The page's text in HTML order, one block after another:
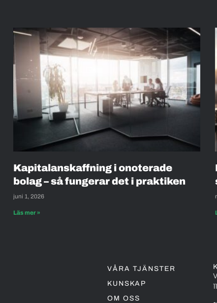
Kapitalanskaffning i onoterade
bolag – så fungerar det i praktiken
juni 1, 2026
Läs mer »
VÅRA TJÄNSTER
KUNSKAP
OM OSS